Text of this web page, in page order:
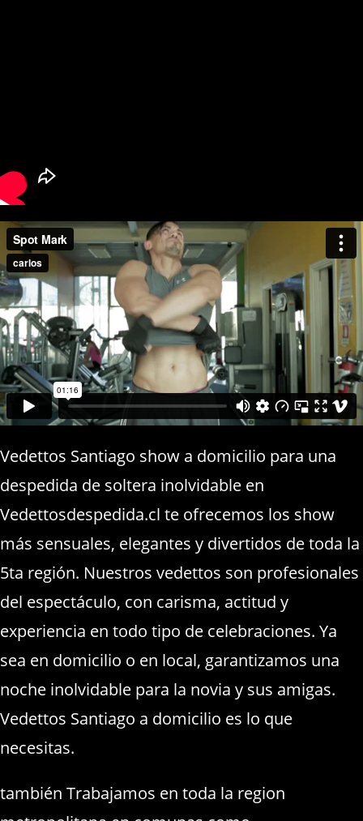
Vedettos Santiago show a domicilio para una
despedida de soltera inolvidable en
Vedettosdespedida.cl te ofrecemos los show
más sensuales, elegantes y divertidos de toda la
5ta región. Nuestros vedettos son profesionales
del espectáculo, con carisma, actitud y
experiencia en todo tipo de celebraciones. Ya
sea en domicilio o en local, garantizamos una
noche inolvidable para la novia y sus amigas.
Vedettos Santiago a domicilio es lo que
necesitas.
también Trabajamos en toda la region